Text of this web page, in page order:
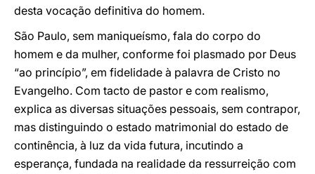
desta vocação definitiva do homem.
São Paulo, sem maniqueísmo, fala do corpo do
homem e da mulher, conforme foi plasmado por Deus
“ao princípio”, em fidelidade à palavra de Cristo no
Evangelho. Com tacto de pastor e com realismo,
explica as diversas situações pessoais, sem contrapor,
mas distinguindo o estado matrimonial do estado de
continência, à luz da vida futura, incutindo a
esperança, fundada na realidade da ressurreição com